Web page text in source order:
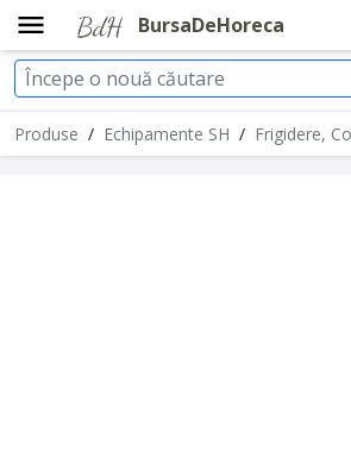
BursaDeHoreca
Produse / Echipamente SH / Frigidere,